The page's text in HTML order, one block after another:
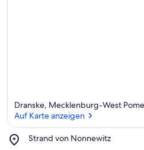
Dranske, Mecklenburg-West
Auf Karte anzeigen
Strand von Nonnewitz
Place,